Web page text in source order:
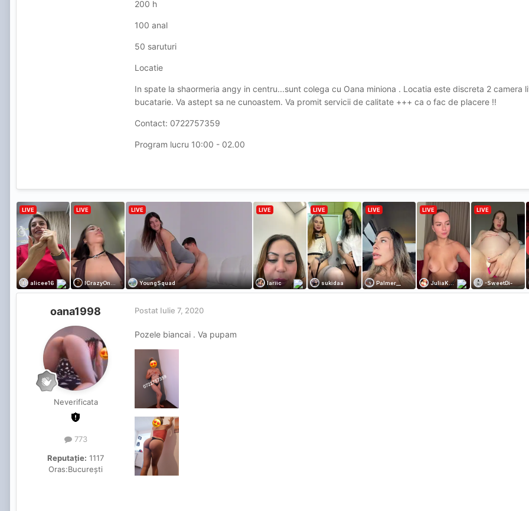
200 h
100 anal
50 saruturi
Locatie
In spate la shaormeria angy in centru...sunt colega cu Oana miniona . Locatia este discreta 2 camera
bucatarie. Va astept sa ne cunoastem. Va promit servicii de calitate +++ ca o fac de placere !!
Contact: 0722757359
Program lucru 10:00 - 02.00
oana1998
Neverificata
773
Reputație: 1117
Oras:București
Postat Iulie 7, 2020
Pozele biancai . Va pupam